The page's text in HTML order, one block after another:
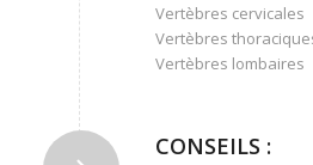
Vertèbres cervicales
Vertèbres
Vertèbres lombaires
CONSEILS :